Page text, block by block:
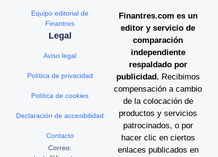
Finantres.com es un
editor y servicio de
comparación
independiente
respaldado por
publicidad. Recibimos
compensación a cambio
de la colocación de
productos y servicios
patrocinados, o por
hacer clic en ciertos
enlaces publicados en
Equipo editorial de
Finantres
Legal
Aviso legal
Política de privacidad
Política de cookies
Declaración de accesibilidad
Contacto
Correo: